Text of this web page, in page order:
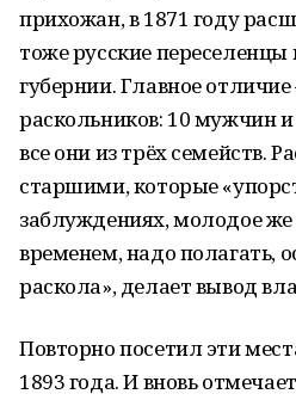
прихожан, в 1871 году
тоже русские
губернии. Главное
раскольников: 10 мужчин
все они из трёх семейств.
старшими, которые
заблуждениях, молодое же
временем, надо полагать,
раскола», делает вывод
Повторно посетил эти
1893 года. И вновь